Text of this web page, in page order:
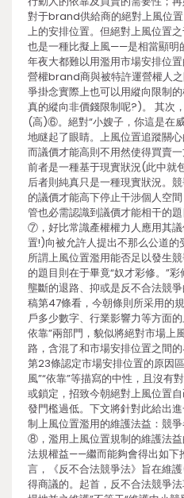
對于brand供給商的絕對上風位
上的安排位置。但絕對上風位置
也是一種比擬上風——是相當顯明
年夜大都難以用濫用市場安排位
營權brand商與被特許運營權人
爭掛念實際上也可以用縱向限制
真的縱向非價錢限制呢?)。 其次
(高)⑥。絕對“小嫂子，你這是在
地瞇起了眼睛。上風位置追蹤關
而議價才能高則不用然使得買賣
前者是一種基于現實狀況(此中就
后者則純真只是一種現實狀況。
的議價才能高下停止干涉個人空
管也必需認識到議價才能相干的
⑦，好比常識產權權力人應用其
置!)向被允許人提出不那么公道
所謂上風位置濫用能否足以發生
的題目則在于畢竟“奴才彩修。”
壟斷的退路、抑或是反不合法競
稿第47條看，今朝條則所采用的
戶多少數字、行業影響力等方面
依靠”兩部門，貌似將絕對市場上
路，含混了和市場安排位置之間
第23條認定市場安排位置的原因
風”“依靠”等描寫的中性，且沒有
或鎖定，招致今朝絕對上風位置
發門檻過低。下文將針對此給出
制上風位置濫用的維護法益：競
⑧，濫用上風位置規制的維護法
法規權益——繼而能夠會得出如下
言，《反不合法競爭法》旨在維
得商議的。起首，反不合法競爭